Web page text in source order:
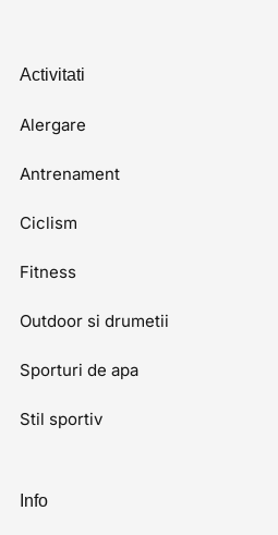
Activitati
Alergare
Antrenament
Ciclism
Fitness
Outdoor si drumetii
Sporturi de apa
Stil sportiv
Info